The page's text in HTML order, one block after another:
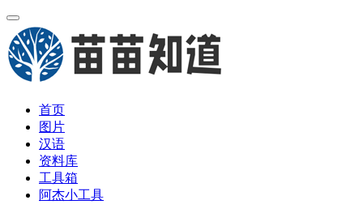
首页
图片
汉语
资料库
工具箱
阿杰小工具